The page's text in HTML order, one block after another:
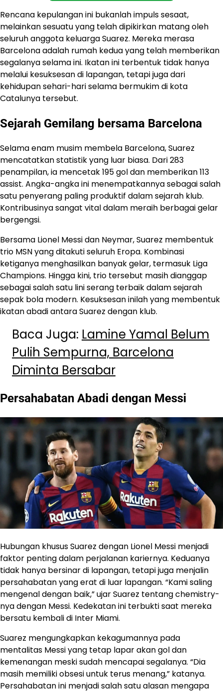
Rencana kepulangan ini bukanlah impuls sesaat,
melainkan sesuatu yang telah dipikirkan matang oleh
seluruh anggota keluarga Suarez. Mereka merasa
Barcelona adalah rumah kedua yang telah memberikan
segalanya selama ini. Ikatan ini terbentuk tidak hanya
melalui kesuksesan di lapangan, tetapi juga dari
kehidupan sehari-hari selama bermukim di kota
Catalunya tersebut.
Sejarah Gemilang bersama Barcelona
Selama enam musim membela Barcelona, Suarez
mencatatkan statistik yang luar biasa. Dari 283
penampilan, ia mencetak 195 gol dan memberikan 113
assist. Angka-angka ini menempatkannya sebagai salah
satu penyerang paling produktif dalam sejarah klub.
Kontribusinya sangat vital dalam meraih berbagai gelar
bergengsi.
Bersama Lionel Messi dan Neymar, Suarez membentuk
trio MSN yang ditakuti seluruh Eropa. Kombinasi
ketiganya menghasilkan banyak gelar, termasuk Liga
Champions. Hingga kini, trio tersebut masih dianggap
sebagai salah satu lini serang terbaik dalam sejarah
sepak bola modern. Kesuksesan inilah yang membentuk
ikatan abadi antara Suarez dengan klub.
Baca Juga: Lamine Yamal Belum
Pulih Sempurna, Barcelona
Diminta Bersabar
Persahabatan Abadi dengan Messi
Hubungan khusus Suarez dengan Lionel Messi menjadi
faktor penting dalam perjalanan kariernya. Keduanya
tidak hanya bersinar di lapangan, tetapi juga menjalin
persahabatan yang erat di luar lapangan. “Kami saling
mengenal dengan baik,” ujar Suarez tentang chemistry-
nya dengan Messi. Kedekatan ini terbukti saat mereka
bersatu kembali di Inter Miami.
Suarez mengungkapkan kekagumannya pada
mentalitas Messi yang tetap lapar akan gol dan
kemenangan meski sudah mencapai segalanya. “Dia
masih memiliki obsesi untuk terus menang,” katanya.
Persahabatan ini menjadi salah satu alasan mengapa